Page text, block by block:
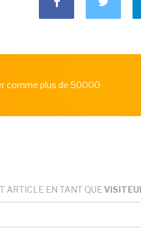
comme plus de 50000
ARTICLE EN TANT QUE